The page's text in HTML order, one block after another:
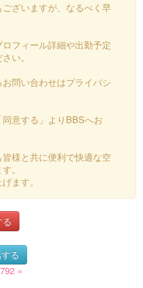
ざいますが、なるべく早
フィール詳細や出勤予定
い。
問い合わせはプライバシ
意する」よりBBSへお
皆様と共に便利で快適な空
。
ます。
る
る
«